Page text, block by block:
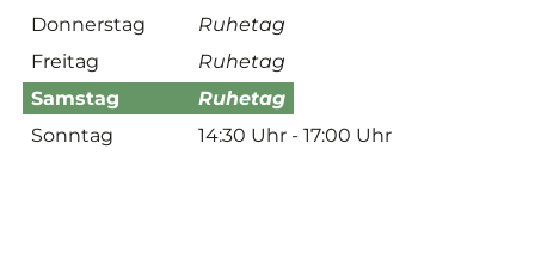
Donnerstag
Ruhetag
Freitag
Ruhetag
Samstag
Ruhetag
Sonntag
14:30 Uhr - 17:00 Uhr